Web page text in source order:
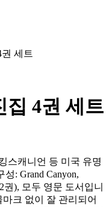
세트
집 4권 세트
스캐니언 등 미국 유명
: Grand Canyon,
권), 모두 영문 도서입니
크 없이 잘 관리되어